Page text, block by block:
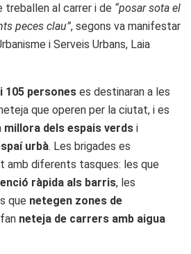
treballen al carrer i de “posar sota el
peces clau”, segons va manifestar
i Serveis Urbans, Laia
105 persones es destinaran a les
que operen per la ciutat, i es
millora dels espais verds i
urbà. Les brigades es
amb diferents tasques: les que
ràpida als barris, les
que netegen zones de
neteja de carrers amb aigua